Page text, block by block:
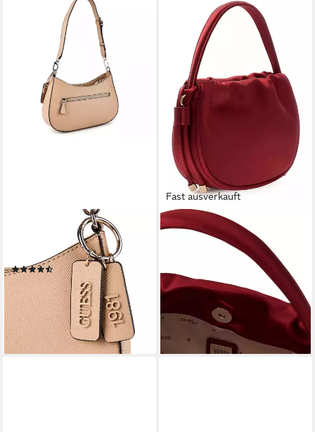
Schultertasche Noelle II,
Polyurethan
(5)
ab 92,71 € UVP125,00 €
-26%
lieferbar - in 2-3 Werktagen bei dir
Fast ausverkauft
GUESS
Umhängetasche Mini Pouch
135,00 €
-22%
lieferbar - in 2-3 Werktagen bei dir